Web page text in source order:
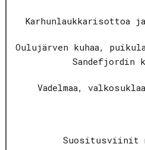
Karhunlaukkarisottoa
Oulujärven kuhaa,
Sandefjordin
Vadelmaa,
Suositusviinit